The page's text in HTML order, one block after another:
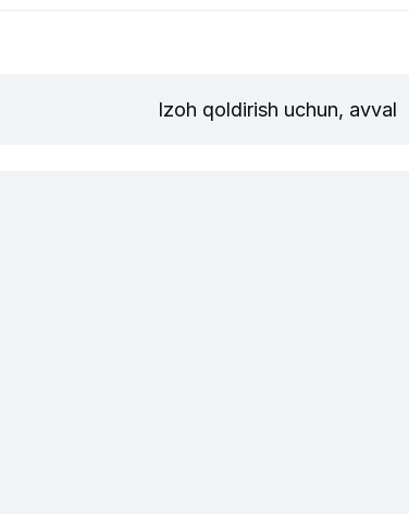
Izoh qoldirish uchun, avval